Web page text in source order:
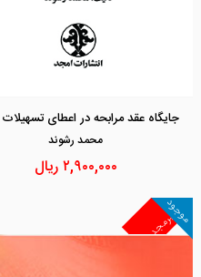
جایگاه عقد مرابحه در اعطای
محمد رشوند
۲,۹۰۰,۰۰۰ریال
غیرمجد
موجود